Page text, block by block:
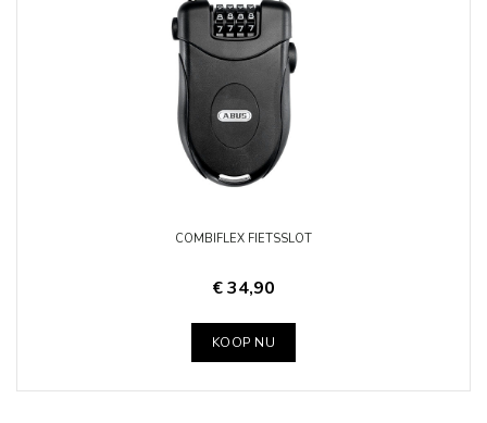
COMBIFLEX FIETSSLOT
€ 34,90
KOOP NU